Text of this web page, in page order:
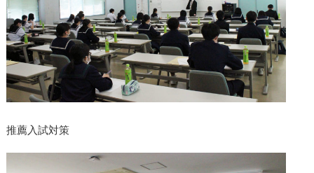
推薦入試対策